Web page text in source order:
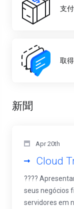
支
取
新聞
Apr 20th
Cloud
????
seus negócios
servidores em